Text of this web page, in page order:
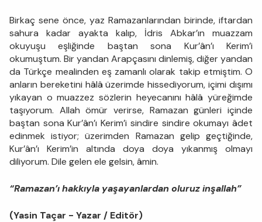
Birkaç sene önce, yaz Ramazanlarından birinde, iftardan
sahura kadar ayakta kalıp, İdris Abkar’ın muazzam
okuyuşu eşliğinde baştan sona Kur’ân’ı Kerim’i
okumuştum. Bir yandan Arapçasını dinlemiş, diğer yandan
da Türkçe mealinden eş zamanlı olarak takip etmiştim. O
anların bereketini hâlâ üzerimde hissediyorum, içimi dışımı
yıkayan o muazzez sözlerin heyecanını hâlâ yüreğimde
taşıyorum. Allah ömür verirse, Ramazan günleri içinde
baştan sona Kur’ân’ı Kerim’i sindire sindire okumayı âdet
edinmek istiyor; üzerimden Ramazan gelip geçtiğinde,
Kur’ân’ı Kerim’in altında doya doya yıkanmış olmayı
diliyorum. Dile gelen ele gelsin, âmin.
“Ramazan’ı hakkıyla yaşayanlardan oluruz inşallah”
(Yasin Taçar - Yazar / Editör)